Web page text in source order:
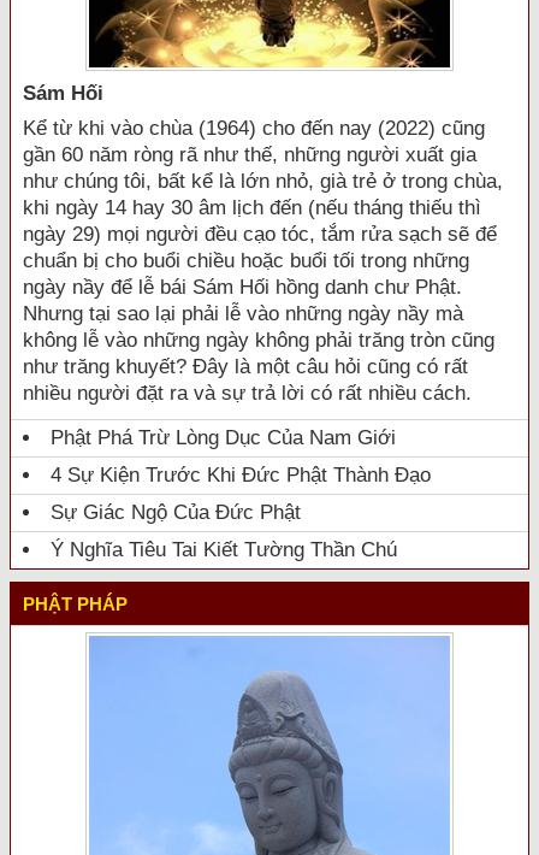
Sám Hối
Kể từ khi vào chùa (1964) cho đến nay (2022) cũng
gần 60 năm ròng rã như thế, những người xuất gia
như chúng tôi, bất kể là lớn nhỏ, già trẻ ở trong chùa,
khi ngày 14 hay 30 âm lịch đến (nếu tháng thiếu thì
ngày 29) mọi người đều cạo tóc, tắm rửa sạch sẽ để
chuẩn bị cho buổi chiều hoặc buổi tối trong những
ngày nầy để lễ bái Sám Hối hồng danh chư Phật.
Nhưng tại sao lại phải lễ vào những ngày nầy mà
không lễ vào những ngày không phải trăng tròn cũng
như trăng khuyết? Đây là một câu hỏi cũng có rất
nhiều người đặt ra và sự trả lời có rất nhiều cách.
Phật Phá Trừ Lòng Dục Của Nam Giới
4 Sự Kiện Trước Khi Đức Phật Thành Đạo
Sự Giác Ngộ Của Đức Phật
Ý Nghĩa Tiêu Tai Kiết Tường Thần Chú
PHẬT PHÁP